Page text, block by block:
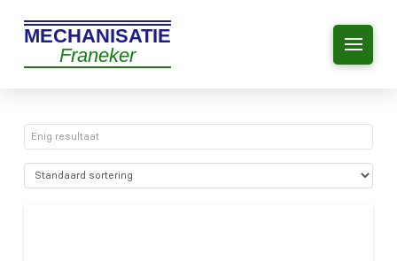
MECHANISATIE
Franeker
Enig resultaat